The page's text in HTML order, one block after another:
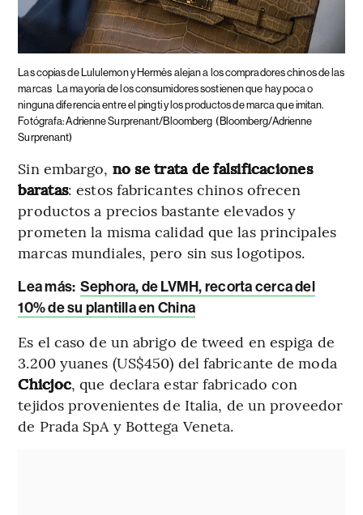
Las copias de Lululemon y Hermès alejan a los compradores chinos de las
marcas La mayoría de los consumidores sostienen que hay poca o
ninguna diferencia entre el pingti y los productos de marca que imitan.
Fotógrafa: Adrienne Surprenant/Bloomberg (Bloomberg/Adrienne
Surprenant)
Sin embargo, no se trata de falsificaciones
baratas: estos fabricantes chinos ofrecen
productos a precios bastante elevados y
prometen la misma calidad que las principales
marcas mundiales, pero sin sus logotipos.
Lea más: Sephora, de LVMH, recorta cerca del
10% de su plantilla en China
Es el caso de un abrigo de tweed en espiga de
3.200 yuanes (US$450) del fabricante de moda
Chicjoc, que declara estar fabricado con
tejidos provenientes de Italia, de un proveedor
de Prada SpA y Bottega Veneta.